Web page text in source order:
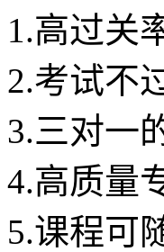
1.高过关
2.考试不
3.三对一
4.高质量
5.课程可